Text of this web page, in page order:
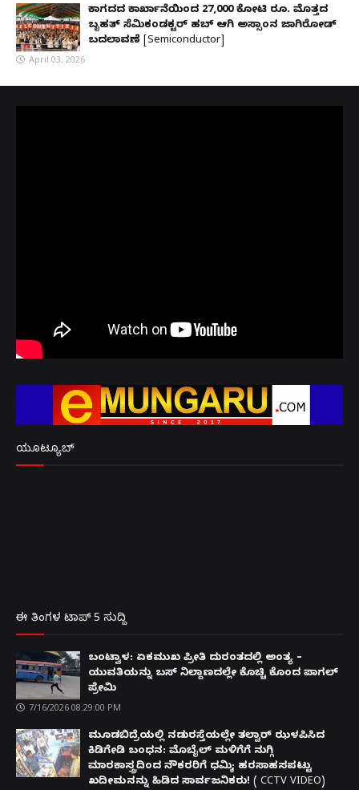
ಕಾಗದದ ಕಾರ್ಖಾನೆಯಿಂದ 27,000 ಕೋಟಿ ರೂ. ಮೊತ್ತದ
ಬೃಹತ್ ಸೆಮಿಕಂಡಕ್ಟರ್ ಹಬ್ ಆಗಿ ಅಸ್ಸಾಂನ ಜಾಗಿರೋಡ್
ಬದಲಾವಣೆ [Semiconductor]
April 03, 2026
ಯೂಟ್ಯೂಬ್
ಈ ತಿಂಗಳ ಟಾಪ್ 5 ಸುದ್ದಿ
ಬಂಟ್ವಾಳ: ಏಕಮುಖ ಪ್ರೀತಿ ದುರಂತದಲ್ಲಿ ಅಂತ್ಯ –
ಯುವತಿಯನ್ನು ಬಸ್ ನಿಲ್ದಾಣದಲ್ಲೇ ಕೊಚ್ಚಿ ಕೊಂದ ಪಾಗಲ್
ಪ್ರೇಮಿ
7/16/2026 08:29:00 PM
ಮೂಡಬಿದ್ರೆಯಲ್ಲಿ ನಡುರಸ್ತೆಯಲ್ಲೇ ತಲ್ವಾರ್ ಝಳಪಿಸಿದ
ಕಿಡಿಗೇಡಿ ಬಂಧನ: ಮೊಬೈಲ್ ಮಳಿಗೆಗೆ ನುಗ್ಗಿ
ಮಾರಕಾಸ್ತ್ರದಿಂದ ನೌಕರರಿಗೆ ಧಮ್ಕಿ; ಹರಸಾಹಸಪಟ್ಟು
ಖದೀಮನನ್ನು ಹಿಡಿದ ಸಾರ್ವಜನಿಕರು! ( CCTV VIDEO)